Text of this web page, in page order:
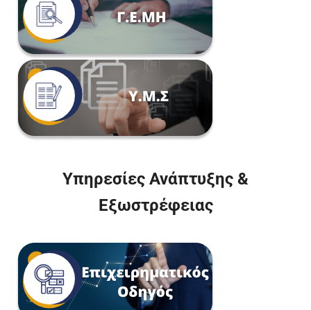
Υπηρεσίες Ανάπτυξης &
Εξωστρέφειας